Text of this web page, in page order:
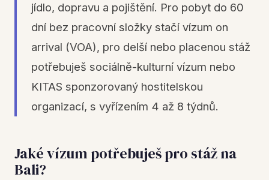
jídlo, dopravu a pojištění. Pro pobyt do 60
dní bez pracovní složky stačí vízum on
arrival (VOA), pro delší nebo placenou stáž
potřebuješ sociálně-kulturní vízum nebo
KITAS sponzorovaný hostitelskou
organizací, s vyřízením 4 až 8 týdnů.
Jaké vízum potřebuješ pro stáž na
Bali?